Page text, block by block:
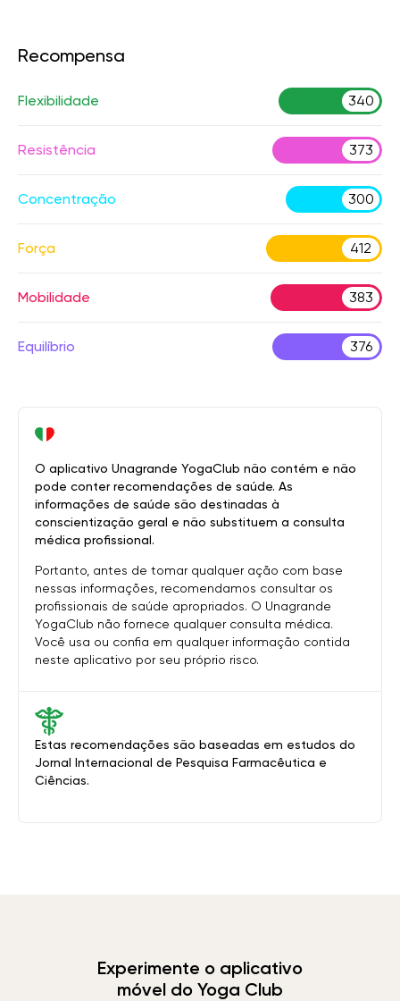
Recompensa
Flexibilidade 340
Resistência 373
Concentração 300
Força 412
Mobilidade 383
Equilíbrio 376
Estas recomendações são baseadas em estudos do
Jornal Internacional de Pesquisa Farmacêutica e
Ciências.
O aplicativo Unagrande YogaClub não contém e não
pode conter recomendações de saúde. As
informações de saúde são destinadas à
conscientização geral e não substituem a consulta
médica profissional.
Portanto, antes de tomar qualquer ação com base
nessas informações, recomendamos consultar os
profissionais de saúde apropriados. O Unagrande
YogaClub não fornece qualquer consulta médica.
Você usa ou confia em qualquer informação contida
neste aplicativo por seu próprio risco.
Experimente o aplicativo
móvel do Yoga Club